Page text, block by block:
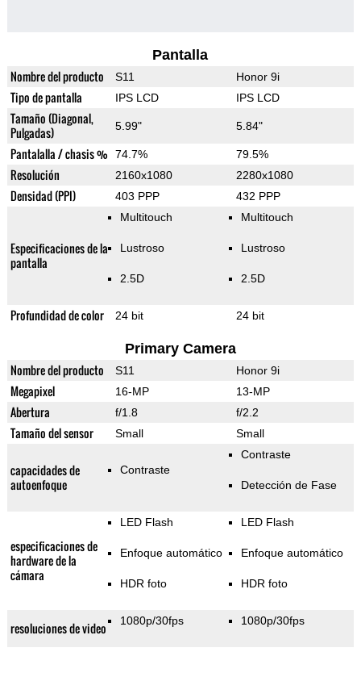
Pantalla
Nombre del producto S11 Honor 9i
Tipo de pantalla IPS LCD IPS LCD
Tamaño (Diagonal,
Pulgadas)
5.99" 5.84"
Pantalalla / chasis % 74.7% 79.5%
Resolución 2160x1080 2280x1080
Densidad (PPI) 403 PPP 432 PPP
Especificaciones de la
pantalla
Multitouch
Lustroso
2.5D
Multitouch
Lustroso
2.5D
Profundidad de color 24 bit 24 bit
Primary Camera
Nombre del producto S11 Honor 9i
Megapixel 16-MP 13-MP
Abertura f/1.8 f/2.2
Tamaño del sensor Small Small
capacidades de
autoenfoque
Contraste
Contraste
Detección de Fase
especificaciones de
hardware de la
cámara
LED Flash
Enfoque automático
HDR foto
LED Flash
Enfoque automático
HDR foto
resoluciones de video 1080p/30fps 1080p/30fps